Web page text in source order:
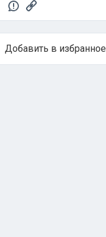
Добавить в избранное
Тема в избранном